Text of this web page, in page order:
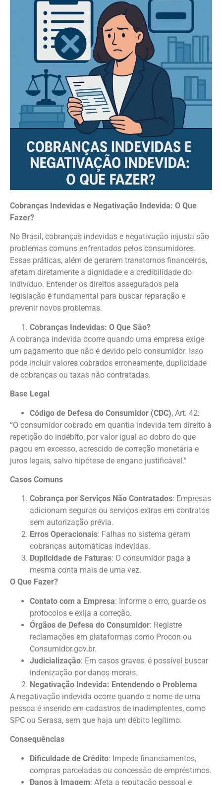
Cobranças Indevidas e Negativação Indevida: O Que
Fazer?
No Brasil, cobranças indevidas e negativação injusta são
problemas comuns enfrentados pelos consumidores.
Essas práticas, além de gerarem transtornos financeiros,
afetam diretamente a dignidade e a credibilidade do
indivíduo. Entender os direitos assegurados pela
legislação é fundamental para buscar reparação e
prevenir novos problemas.
Cobranças Indevidas: O Que São?
A cobrança indevida ocorre quando uma empresa exige
um pagamento que não é devido pelo consumidor. Isso
pode incluir valores cobrados erroneamente, duplicidade
de cobranças ou taxas não contratadas.
Base Legal
Código de Defesa do Consumidor (CDC), Art. 42:
“O consumidor cobrado em quantia indevida tem direito à
repetição do indébito, por valor igual ao dobro do que
pagou em excesso, acrescido de correção monetária e
juros legais, salvo hipótese de engano justificável.”
Casos Comuns
Cobrança por Serviços Não Contratados: Empresas
adicionam seguros ou serviços extras em contratos
sem autorização prévia.
Erros Operacionais: Falhas no sistema geram
cobranças automáticas indevidas.
Duplicidade de Faturas: O consumidor paga a
mesma conta mais de uma vez.
O Que Fazer?
Contato com a Empresa: Informe o erro, guarde os
protocolos e exija a correção.
Órgãos de Defesa do Consumidor: Registre
reclamações em plataformas como Procon ou
Consumidor.gov.br.
Judicialização: Em casos graves, é possível buscar
indenização por danos morais.
Negativação Indevida: Entendendo o Problema
A negativação indevida ocorre quando o nome de uma
pessoa é inserido em cadastros de inadimplentes, como
SPC ou Serasa, sem que haja um débito legítimo.
Consequências
Dificuldade de Crédito: Impede financiamentos,
compras parceladas ou concessão de empréstimos.
Danos à Imagem: Afeta a reputação pessoal e